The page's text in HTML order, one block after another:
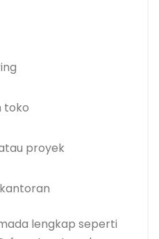
toko
proyek
lengkap seperti